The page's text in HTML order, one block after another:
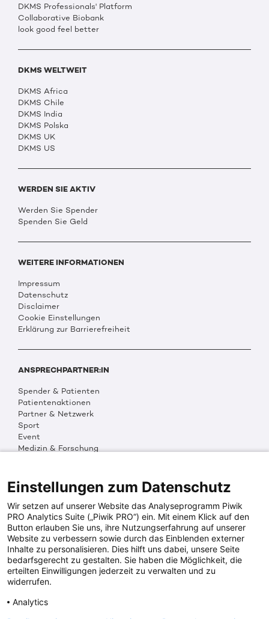
DKMS Professionals' Platform
Collaborative Biobank
look good feel better
DKMS WELTWEIT
DKMS Africa
DKMS Chile
DKMS India
DKMS Polska
DKMS UK
DKMS US
WERDEN SIE AKTIV
Werden Sie Spender
Spenden Sie Geld
WEITERE INFORMATIONEN
Impressum
Datenschutz
Disclaimer
Cookie Einstellungen
Erklärung zur Barrierefreiheit
ANSPRECHPARTNER:IN
Spender & Patienten
Patientenaktionen
Partner & Netzwerk
Sport
Event
Medizin & Forschung
Multimedia
Social Media
PRESSEINFOS
Fotos & Media
Digitale Pressemappen
Patientenaktionen
Einstellungen zum Datenschutz
Wir setzen auf unserer Website das Analyseprogramm Piwik
PRO Analytics Suite („Piwik PRO“) ein. Mit einem Klick auf den
Button erlauben Sie uns, ihre Nutzungserfahrung auf unserer
Website zu verbessern sowie durch das Einblenden externer
Inhalte zu personalisieren. Dies hilft uns dabei, unsere Seite
bedarfsgerecht zu gestalten. Sie haben die Möglichkeit, die
erteilten Einwilligungen jederzeit zu verwalten und zu
widerrufen.
Analytics